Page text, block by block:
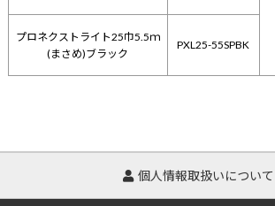
プロネクストライト25巾5.5ｍ
(まさめ)ブラック
PXL25-55SPBK
個人情報取扱いについて